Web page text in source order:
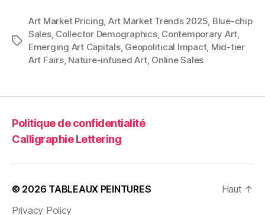
Étiquettes
Art Market Pricing, Art Market Trends 2025, Blue-chip
Sales, Collector Demographics, Contemporary Art,
Emerging Art Capitals, Geopolitical Impact, Mid-tier
Art Fairs, Nature-infused Art, Online Sales
Politique de confidentialité
Calligraphie Lettering
© 2026 TABLEAUX PEINTURES
Privacy Policy
Haut ↑